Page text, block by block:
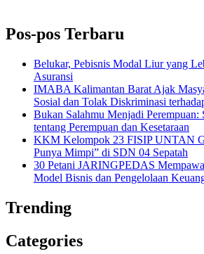
Pos-pos Terbaru
Belukar, Pebisnis Modal Liur yang
Asuransi
IMABA Kalimantan Barat Ajak
Sosial dan Tolak Diskriminasi
Bukan Salahmu Menjadi Perempuan:
tentang Perempuan dan Kesetaraan
KKM Kelompok 23 FISIP UNTAN
Punya Mimpi” di SDN 04 Sepatah
30 Petani JARINGPEDAS
Model Bisnis dan Pengelolaan
Trending
Categories